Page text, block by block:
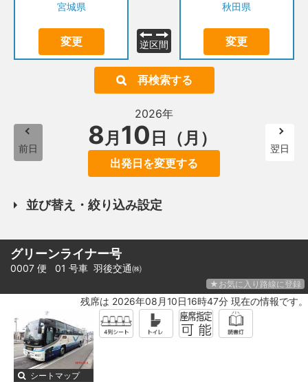
宮城県
変更 逆区間
秋田県
変更
再検索する
前日
2026年
8月 10 日（月）
出発日を変更する
翌日
並び替え・絞り込み設定
グリーンライナー号
0007 便 01 号車 羽後交通㈱
★お気に入り路線に登録
残席は 2026年08月10日16時47分 現在の情報です。
シートマップ